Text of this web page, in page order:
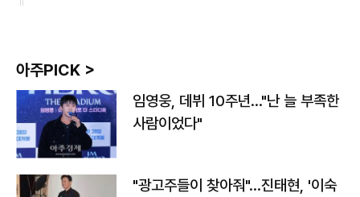
아주PICK >
임영웅, 데뷔 10주년…"난 늘 부족한
사람이었다"
"광고주들이 찾아줘"…진태현, '이숙